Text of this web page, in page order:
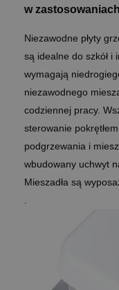
w
Niezawodne płyty
są idealne do szkół i
wymagają
niezawodnego
codziennej pracy.
sterowanie
podgrzewania i
wbudowany uchwyt
Mieszadła są